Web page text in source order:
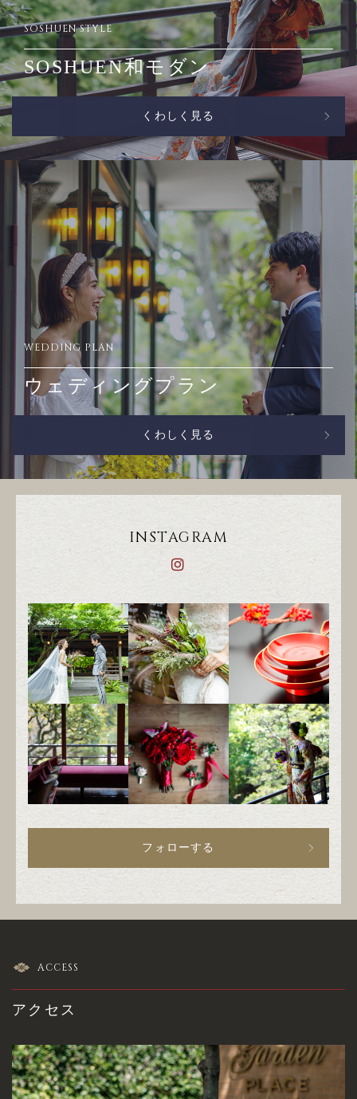
SOSHUEN STYLE
SOSHUEN和モダン
くわしく見る
WEDDING PLAN
ウェディングプラン
くわしく見る
INSTAGRAM
フォローする
ACCESS
アクセス